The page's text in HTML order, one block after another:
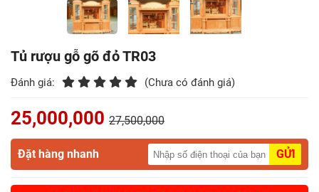
Nệm
Ăn
Kệ
Tivi
Tủ rượu gỗ gõ đỏ TR03
Đánh giá: (Chưa có đánh giá)
25,000,000 27,500,000
Đặt hàng nhanh GỬI